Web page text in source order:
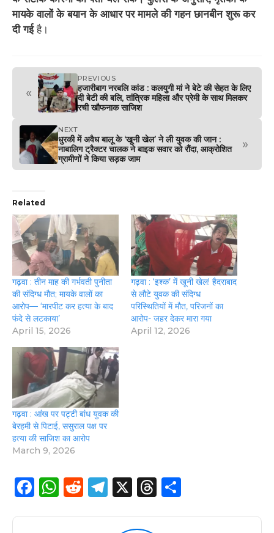
मायके वालों के बयान के आधार पर मामले की गहन छानबीन शुरू कर
दी गईहै।
«
PREVIOUS
हजारीबाग नरबलि कांड : कलयुगी मां ने बेटे की सेहत के लिए
दी बेटी की बलि, तांत्रिक महिला और प्रेमी के साथ मिलकर
रची खौफनाक साजिश
NEXT
धुरकी में अवैध बालू के ‘खूनी खेल’ ने ली युवक की जान :
नाबालिग ट्रैक्टर चालक ने बाइक सवार को रौंदा, आक्रोशित
ग्रामीणों ने किया सड़क जाम
»
Related
गढ़वा : तीन माह की गर्भवती पुनीता
की संदिग्ध मौत; मायके वालों का
आरोप— ‘मारपीट कर हत्या के बाद
फंदे से लटकाया’
April 15, 2026
गढ़वा : ‘इश्क’ में खूनी खेल! हैदराबाद
से लौटे युवक की संदिग्ध
परिस्थितियों में मौत, परिजनों का
आरोप- जहर देकर मारा गया
April 12, 2026
गढ़वा : आंख पर पट्टी बांध युवक की
बेरहमी से पिटाई, ससुराल पक्ष पर
हत्या की साजिश का आरोप
March 9, 2026
F
W R
T
X
T